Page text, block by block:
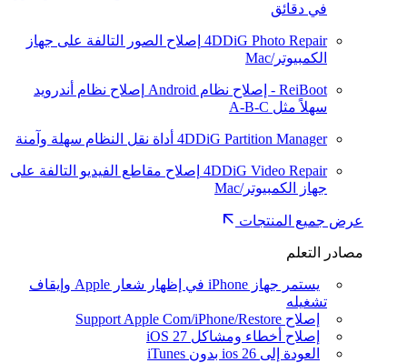
في دقائق
4DDiG Photo Repair إصلاح الصور التالفة على جهاز
الكمبيوتر/Mac
ReiBoot - إصلاح نظام Android
إصلاح نظام أندرويد
سهلاً مثل A-B-C
4DDiG Partition Manager أداة نقل النظام سهلة وآمنة
4DDiG Video Repair إصلاح مقاطع الفيديو التالفة على
جهاز الكمبيوتر/Mac
عرض جميع المنتجات
مصادر التعلم
يستمر جهاز iPhone في إظهار شعار Apple وإيقاف
تشغيله
إصلاح Support Apple Com/iPhone/Restore
إصلاح أخطاء ومشاكل iOS 27
العودة إلى ios 26 بدون iTunes